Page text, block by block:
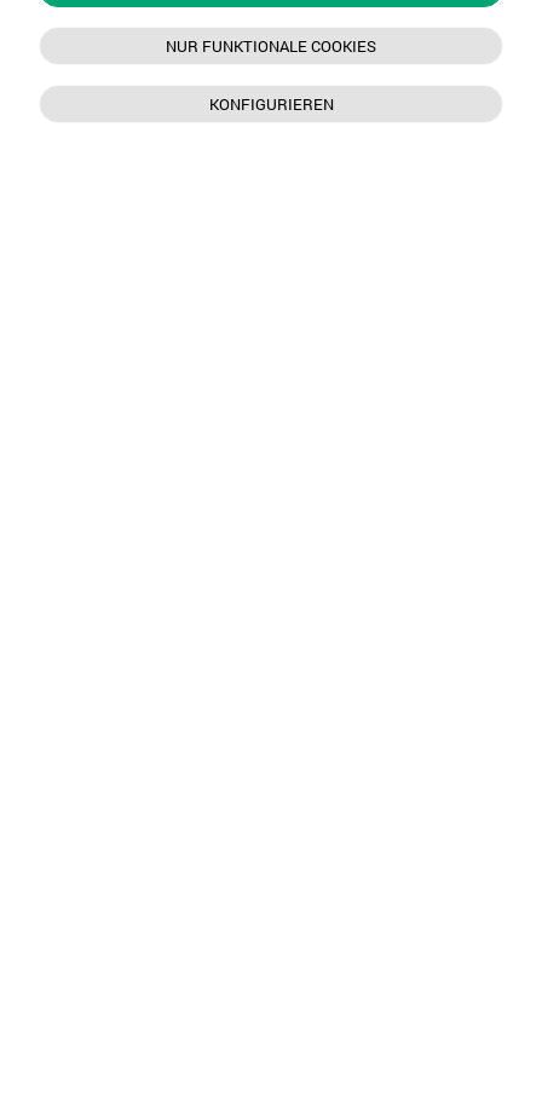
NUR FUNKTIONALE COOKIES
KONFIGURIEREN